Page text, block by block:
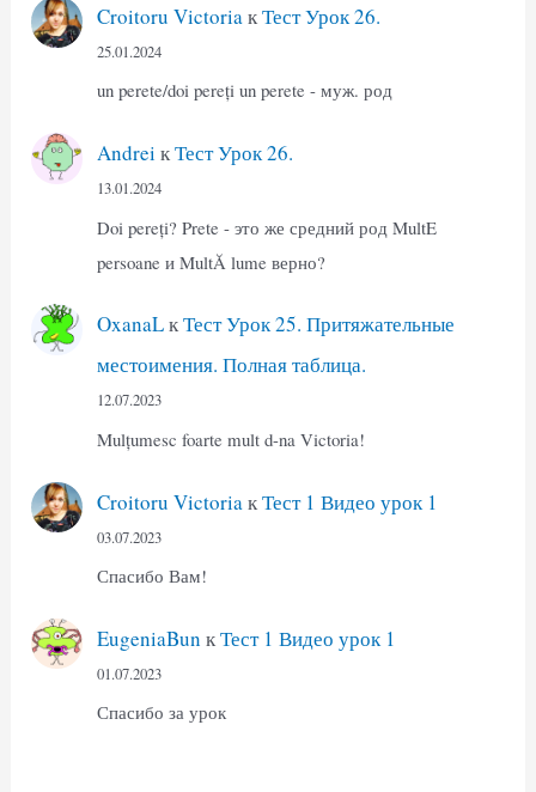
Croitoru VictoriaкТест Урок 26.
25.01.2024
un perete/doi pereți un perete - муж. род
Andrei кТест Урок 26.
13.01.2024
Doi pereți? Prete - это же средний род MultE
persoane и MultĂ lume верно?
OxanaLкТест Урок 25. Притяжательные
местоимения. Полная таблица.
12.07.2023
Mulțumesc foarte mult d-na Victoria!
Croitoru Victoria кТест 1 Видео урок 1
03.07.2023
Спасибо Вам!
EugeniaBun кТест 1 Видео урок 1
01.07.2023
Спасибо за урок